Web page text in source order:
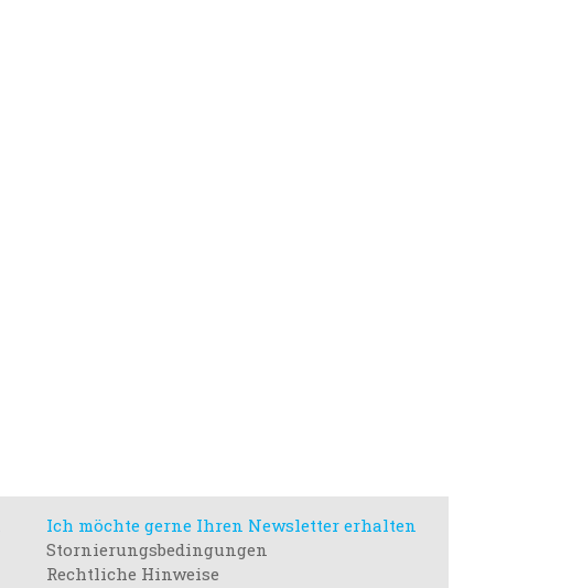
Ich möchte gerne Ihren Newsletter erhalten
Stornierungsbedingungen
Rechtliche Hinweise